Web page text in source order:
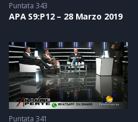
Puntata 343
APA S9:P12 – 28 Marzo 2019
Puntata 341